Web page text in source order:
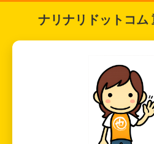
ナリナリドットコム